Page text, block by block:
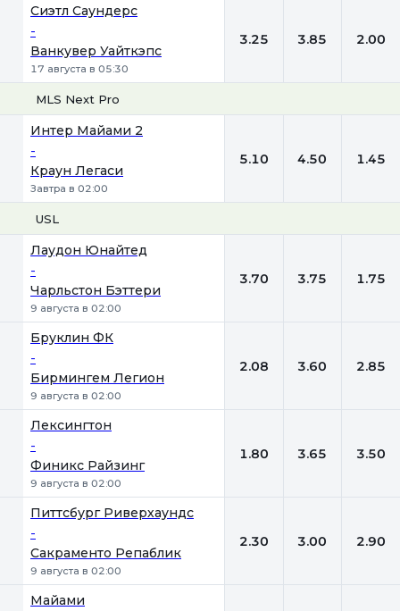
Сиэтл Саундерс
-
Ванкувер Уайткэпс
17 августа в 05:30
3.25 3.85 2.00
MLS Next Pro
Интер Майами 2
-
Краун Легаси
Завтра в 02:00
5.10 4.50 1.45
USL
Лаудон Юнайтед
-
Чарльстон Бэттери
9 августа в 02:00
3.70 3.75 1.75
Бруклин ФК
-
Бирмингем Легион
9 августа в 02:00
2.08 3.60 2.85
Лексингтон
-
Финикс Райзинг
9 августа в 02:00
1.80 3.65 3.50
Питтсбург Риверхаундс
-
Сакраменто Репаблик
9 августа в 02:00
2.30 3.00 2.90
Майами